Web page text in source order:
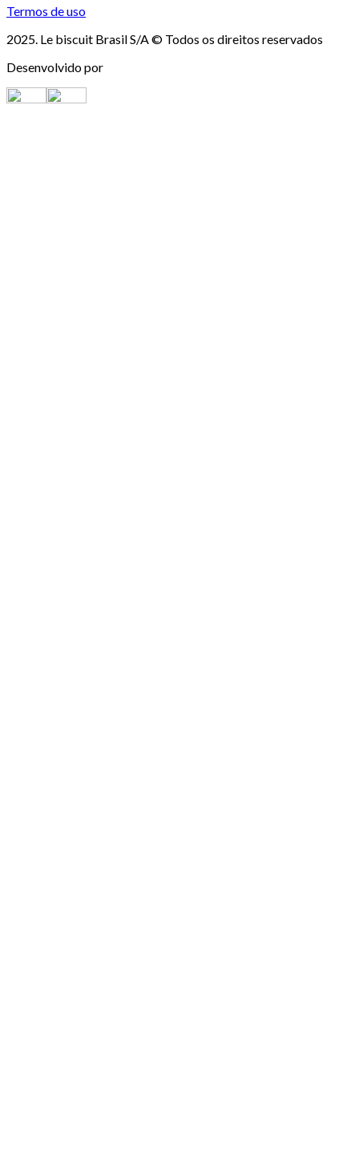
Termos de uso
2025. Le biscuit Brasil S/A © Todos os direitos reservados
Desenvolvido por